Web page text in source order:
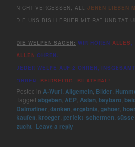
NICHT VERGESSEN, ALLJENEN LIEBEN
DIE UNS BIS HIERHER MIT RAT UND TAT
DIE WELPEN SAGEN: WIR HÖREN ALLES ,
ALLENOHREN.
JEDER WELPE AUF 2 OHREN,
OHREN. BEIDSEITIG, BILATERAL!
Posted in A-Wurf Allgemein Bilder
Tagged abgeben AEP Aslan baybaro
Dalmatiner ,danken ,ergebnis ,gehoer
kaufen kroeger perfekt ,schermen ,süsse
zucht | Leave a reply